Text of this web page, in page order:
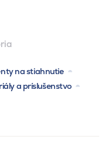
na stiahnutie
a príslušenstvo